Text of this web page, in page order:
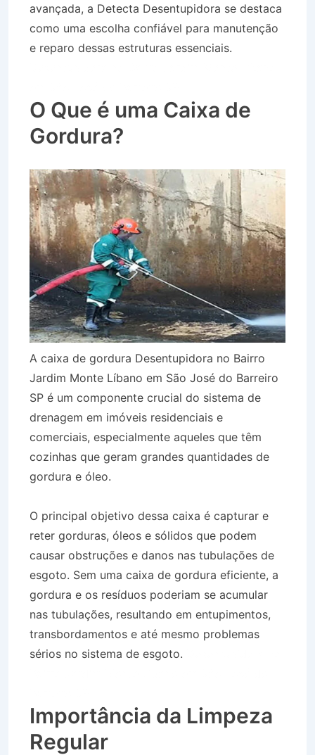
avançada, a Detecta Desentupidora se destaca
como uma escolha confiável para manutenção
e reparo dessas estruturas essenciais.
O Que é uma Caixa de
Gordura?
A caixa de gordura Desentupidora no Bairro
Jardim Monte Líbano em São José do Barreiro
SP é um componente crucial do sistema de
drenagem em imóveis residenciais e
comerciais, especialmente aqueles que têm
cozinhas que geram grandes quantidades de
gordura e óleo.
O principal objetivo dessa caixa é capturar e
reter gorduras, óleos e sólidos que podem
causar obstruções e danos nas tubulações de
esgoto. Sem uma caixa de gordura eficiente, a
gordura e os resíduos poderiam se acumular
nas tubulações, resultando em entupimentos,
transbordamentos e até mesmo problemas
sérios no sistema de esgoto.
Importância da Limpeza
Regular